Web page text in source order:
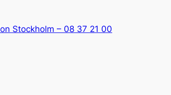
Stockholm – 08 37 21 00